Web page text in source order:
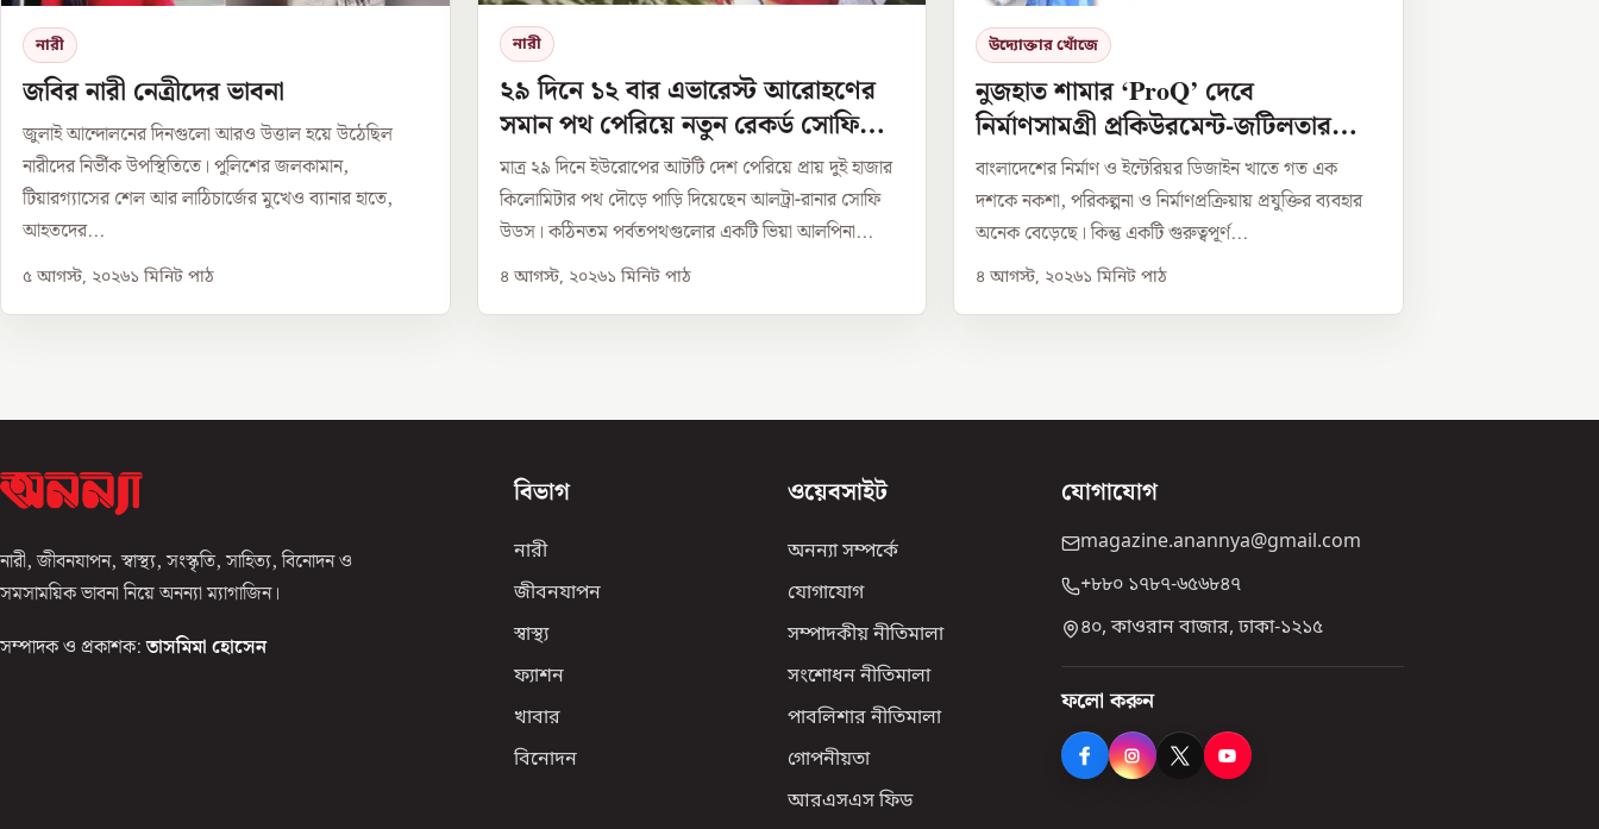
নারী
জবির নারী নেত্রীদের ভাবনা
জুলাই আন্দোলনের দিনগুলো আরও উত্তাল হয়ে উঠেছিল
নারীদের নির্ভীক উপস্থিতিতে। পুলিশের জলকামান,
টিয়ারগ্যাসের শেল আর লাঠিচার্জের মুখেও ব্যানার হাতে,
আহতদের...
৫ আগস্ট, ২০২৬১ মিনিট পাঠ
নারী
২৯ দিনে ১২ বার এভারেস্ট আরোহণের
সমান পথ পেরিয়ে নতুন রেকর্ড সোফি
উডসের
মাত্র ২৯ দিনে ইউরোপের আটটি দেশ পেরিয়ে প্রায় দুই হাজার
কিলোমিটার পথ দৌড়ে পাড়ি দিয়েছেন আলট্রা-রানার সোফি
উডস। কঠিনতম পর্বতপথগুলোর একটি ভিয়া আলপিনা...
৪ আগস্ট, ২০২৬১ মিনিট পাঠ
উদ্যোক্তার খোঁজে
নুজহাত শামার ‘ProQ’ দেবে
নির্মাণসামগ্রী প্রকিউরমেন্ট-জটিলতার
সমাধান
বাংলাদেশের নির্মাণ ও ইন্টেরিয়র ডিজাইন খাতে গত এক
দশকে নকশা, পরিকল্পনা ও নির্মাণপ্রক্রিয়ায় প্রযুক্তির ব্যবহার
অনেক বেড়েছে। কিন্তু একটি গুরুত্বপূর্ণ...
৪ আগস্ট, ২০২৬১ মিনিট পাঠ
নারী, জীবনযাপন, স্বাস্থ্য, সংস্কৃতি, সাহিত্য, বিনোদন ও
সমসাময়িক ভাবনা নিয়ে অনন্যা ম্যাগাজিন।
সম্পাদক ও প্রকাশক: তাসমিমা হোসেন
বিভাগ
নারী
জীবনযাপন
স্বাস্থ্য
ফ্যাশন
খাবার
বিনোদন
ওয়েবসাইট
অনন্যা সম্পর্কে
যোগাযোগ
সম্পাদকীয় নীতিমালা
সংশোধন নীতিমালা
পাবলিশার নীতিমালা
গোপনীয়তা
আরএসএস ফিড
যোগাযোগ
magazine.anannya@gmail.com
+৮৮০ ১৭৮৭-৬৫৬৮৪৭
৪০, কাওরান বাজার, ঢাকা-১২১৫
ফলো করুন